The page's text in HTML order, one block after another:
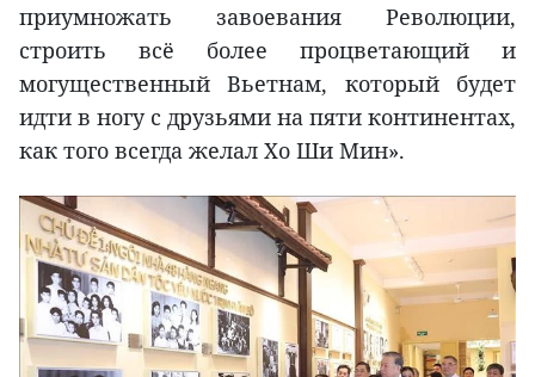
приумножать завоевания Революции,
строить всё более процветающий и
могущественный Вьетнам, который будет
идти в ногу с друзьями на пяти континентах,
как того всегда желал Хо Ши Мин».